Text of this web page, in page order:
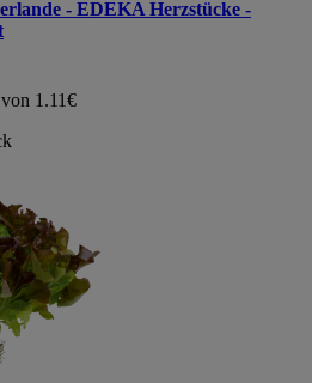
- EDEKA Herzstücke -
1.11€